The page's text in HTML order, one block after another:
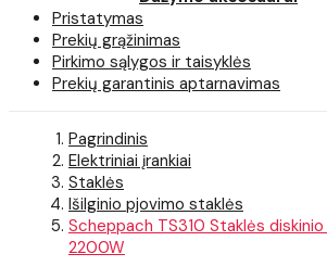
Pristatymas
Prekių grąžinimas
Pirkimo sąlygos ir taisyklės
Prekių garantinis aptarnavimas
Pagrindinis
Elektriniai įrankiai
Staklės
Išilginio pjovimo staklės
Scheppach TS310 Staklės
2200W